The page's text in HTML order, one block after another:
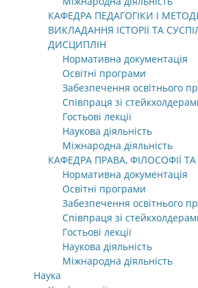
КАФЕДРА ПЕДАГОГІКИ І
ВИКЛАДАННЯ ІСТОРІЇ ТА
ДИСЦИПЛІН
Нормативна документація
Освітні програми
Забезпечення освітнього
Співпраця зі
Гостьові лекції
Наукова діяльність
Міжнародна діяльність
КАФЕДРА ПРАВА, ФІЛОСОФІЇ ТА
Нормативна документація
Освітні програми
Забезпечення освітнього
Співпраця зі
Гостьові лекції
Наукова діяльність
Міжнародна діяльність
Наука